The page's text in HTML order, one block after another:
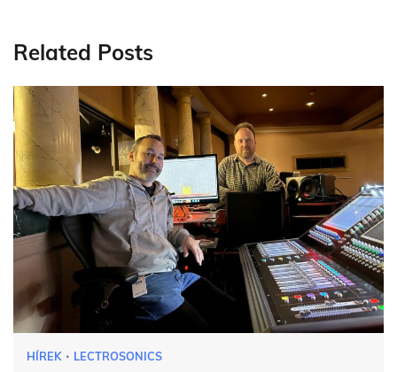
Related Posts
HÍREK LECTROSONICS